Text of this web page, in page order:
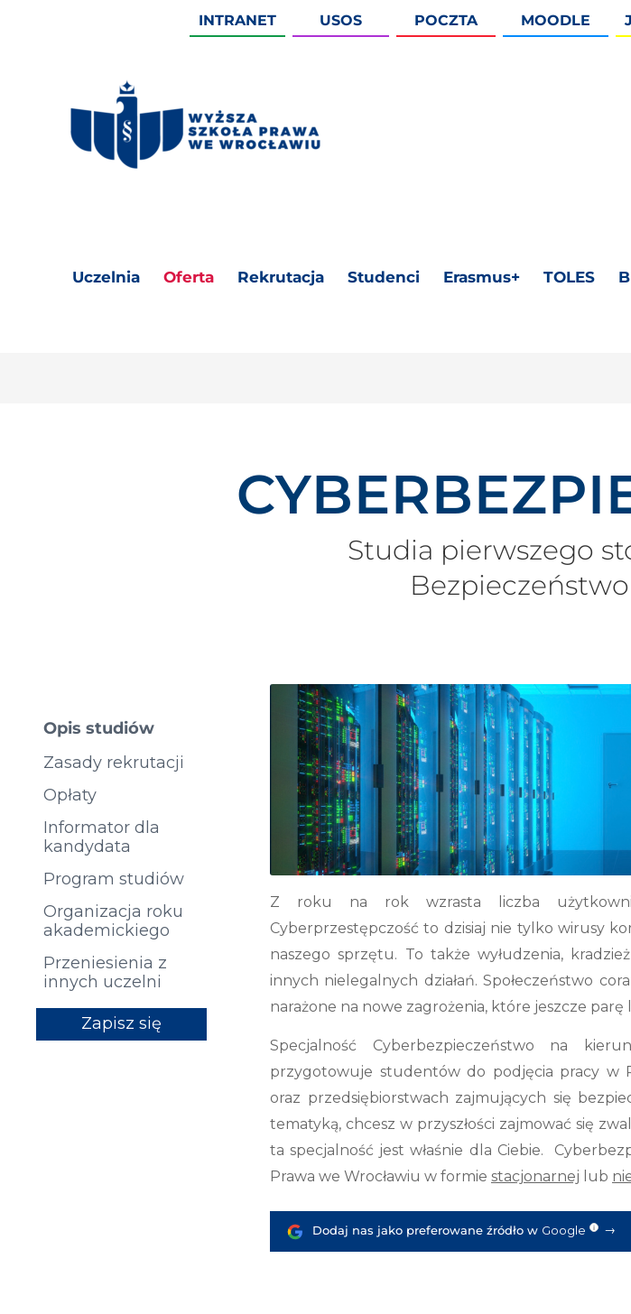
INTRANET USOS POCZTA MOODLE
Uczelnia Oferta Rekrutacja Studenci Erasmus+ TOLES
Studia pierwszego
Opis studiów
Zasady rekrutacji
Opłaty
Informator dla
kandydata
Program studiów
Organizacja roku
akademickiego
Przeniesienia z
innych uczelni
Zapisz się
Z roku na rok wzrasta liczba
Cyberprzestępczość to dzisiaj nie tylko wirusy
naszego sprzętu. To także wyłudzenia,
innych nielegalnych działań. Społeczeństwo
narażone na nowe zagrożenia, które jeszcze parę
Specjalność Cyberbezpieczeństwo na
przygotowuje studentów do podjęcia pracy w
oraz przedsiębiorstwach zajmujących się
tematyką, chcesz w przyszłości zajmować się
ta specjalność jest właśnie dla Ciebie.
Prawa we Wrocławiu w formie stacjonarnej lub
Dodaj nas jako preferowane źródło w Google i →